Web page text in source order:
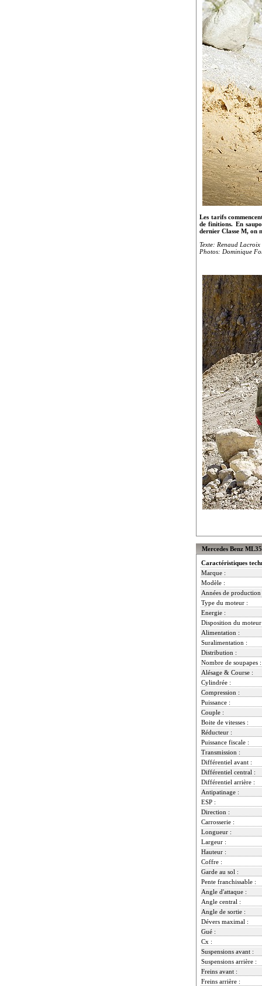
Les tarifs
de finitions. En
dernier Classe M, on
Texte: Renaud Lacroix
Photos: Dominique
Mercedes Benz
Caractéristiques
Marque :
Modèle :
Années de production
Type du moteur :
Energie :
Disposition du
Alimentation :
Suralimentation :
Distribution :
Nombre de soupapes :
Alésage & Course :
Cylindrée :
Compression :
Puissance :
Couple :
Boite de vitesses :
Réducteur :
Puissance fiscale :
Transmission :
Différentiel avant :
Différentiel central :
Différentiel arrière :
Antipatinage :
ESP :
Direction :
Carrosserie :
Longueur :
Largeur :
Hauteur :
Coffre :
Garde au sol :
Pente franchissable :
Angle d'attaque :
Angle central :
Angle de sortie :
Dévers maximal :
Gué :
Cx :
Suspensions avant :
Suspensions arrière :
Freins avant :
Freins arrière :